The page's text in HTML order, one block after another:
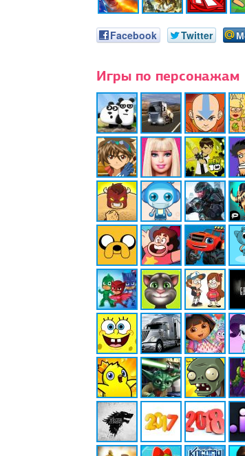
Facebook Twitter
Игры по персонажам